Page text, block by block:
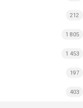
212
1 805
1 453
197
403